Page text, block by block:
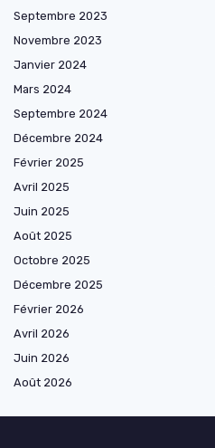
Septembre 2023
Novembre 2023
Janvier 2024
Mars 2024
Septembre 2024
Décembre 2024
Février 2025
Avril 2025
Juin 2025
Août 2025
Octobre 2025
Décembre 2025
Février 2026
Avril 2026
Juin 2026
Août 2026